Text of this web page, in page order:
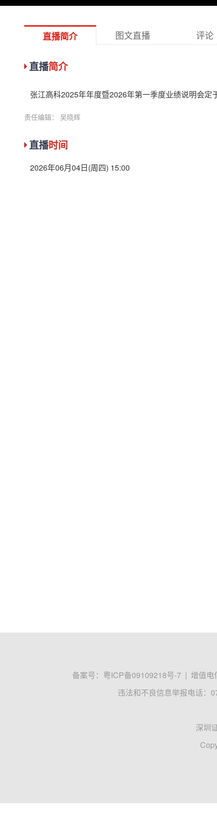
直播简介 图文直播 评论
直播简介
张江高科2025年年度暨2026年第一季度业绩说明会
责任编辑： 吴晓辉
直播时间
2026年06月04日(周四) 15:00
备案号： 粤ICP备09109218号-7 | 增值电
违法和不良信息举报电话：
深圳